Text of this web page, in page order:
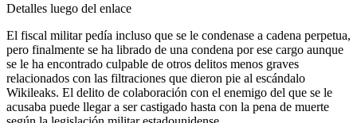
Detalles luego del enlace
El fiscal militar pedía incluso que se le condenase a cadena perpetua,
pero finalmente se ha librado de una condena por ese cargo aunque
se le ha encontrado culpable de otros delitos menos graves
relacionados con las filtraciones que dieron pie al escándalo
Wikileaks. El delito de colaboración con el enemigo del que se le
acusaba puede llegar a ser castigado hasta con la pena de muerte